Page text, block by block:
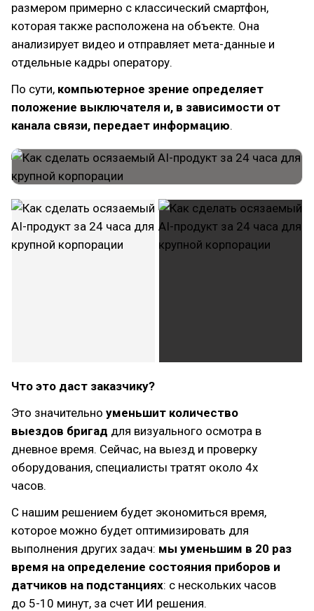
размером примерно с классический смартфон,
которая также расположена на объекте. Она
анализирует видео и отправляет мета-данные и
отдельные кадры оператору.
По сути, компьютерное зрение определяет
положение выключателя и, в зависимости от
канала связи, передает информацию.
Что это даст заказчику?
Это значительно уменьшит количество
выездов бригад для визуального осмотра в
дневное время. Сейчас, на выезд и проверку
оборудования, специалисты тратят около 4х
часов.
С нашим решением будет экономиться время,
которое можно будет оптимизировать для
выполнения других задач: мы уменьшим в 20 раз
время на определение состояния приборов и
датчиков на подстанциях: с нескольких часов
до 5-10 минут, за счет ИИ решения.